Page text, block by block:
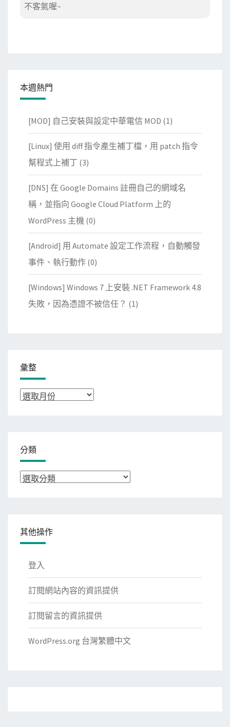
不客氣喔~
本週熱門
[MOD] 自己安裝與設定中華電信 MOD (1)
[Linux] 使用 diff 指令產生補丁檔，用 patch 指令
幫程式上補丁 (3)
[DNS] 在 Google Domains 註冊自己的網域名
稱，並指向 Google Cloud Platform 上的
WordPress 主機 (0)
[Android] 用 Automate 設定工作流程，自動觸發
事件、執行動作 (0)
[Windows] Windows 7 上安裝 .NET Framework 4.8
失敗，因為憑證不被信任？ (1)
彙整
彙
分類
分
其他操作
登入
訂閱網站內容的資訊提供
訂閱留言的資訊提供
WordPress.org 台灣繁體中文